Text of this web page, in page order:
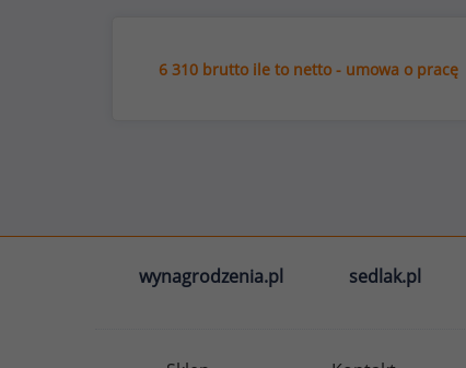
6 310 brutto ile to netto - umowa o pracę
wynagrodzenia.pl sedlak.pl